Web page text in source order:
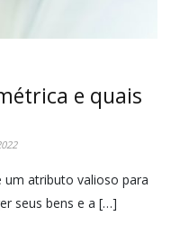
e quais
um atributo valioso para
seus bens e a […]